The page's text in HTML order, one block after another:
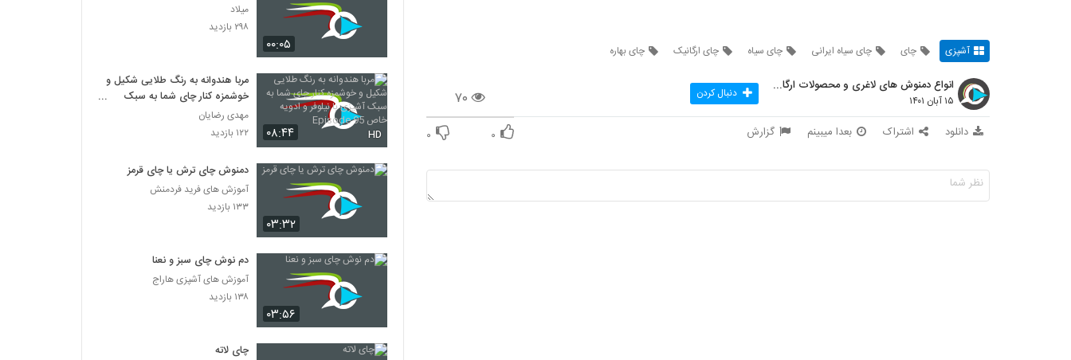
آشپزی چای چای سیاه ایرانی چای سیاه چای ارگانیک چای بهاره
۷۰
انواع دمنوش های لاغری و محصولات ارگانیک
۱۵ آبان ۱۴۰۱ دنبال کردن
دانلود اشتراک بعدا میبینم گزارش ۰ ۰
۰۰:۰۵
میلاد
۲۹۸ بازدید
۰۸:۴۴ HD
مربا هندوانه به رنگ طلایی شکیل و
خوشمزه کنار چای شما به سبک
آشپزی با نیلوفر و ادویه خاص
Episode 95
مهدی رضایان
۱۲۲ بازدید
۰۳:۳۲
دمنوش چای ترش یا چای قرمز
آموزش های فرید فردمنش
۱۳۳ بازدید
۰۳:۵۶
دم نوش چای سبز و نعنا
آموزش های آشپزی هاراج
۱۳۸ بازدید
چای لاته